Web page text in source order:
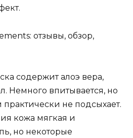
содержит алоэ вера,
Немного впитывается, но
практически не подсыхает.
кожа мягкая и
но некоторые